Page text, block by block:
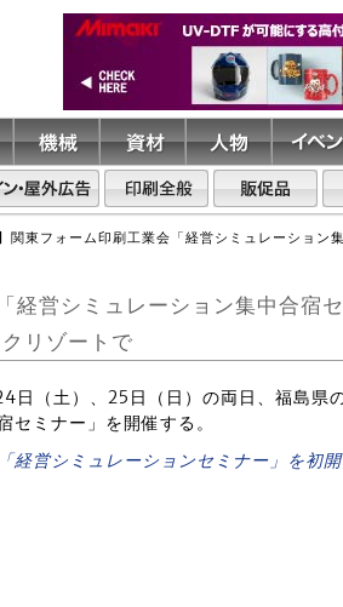
】関東フォーム印刷工業会「経営シミュレーシ
経営シミュレーション集中合宿
リゾートで
日（土）、25日（日）の両日、福島県
ミナー」を開催する。
経営シミュレーションセミナー」を初